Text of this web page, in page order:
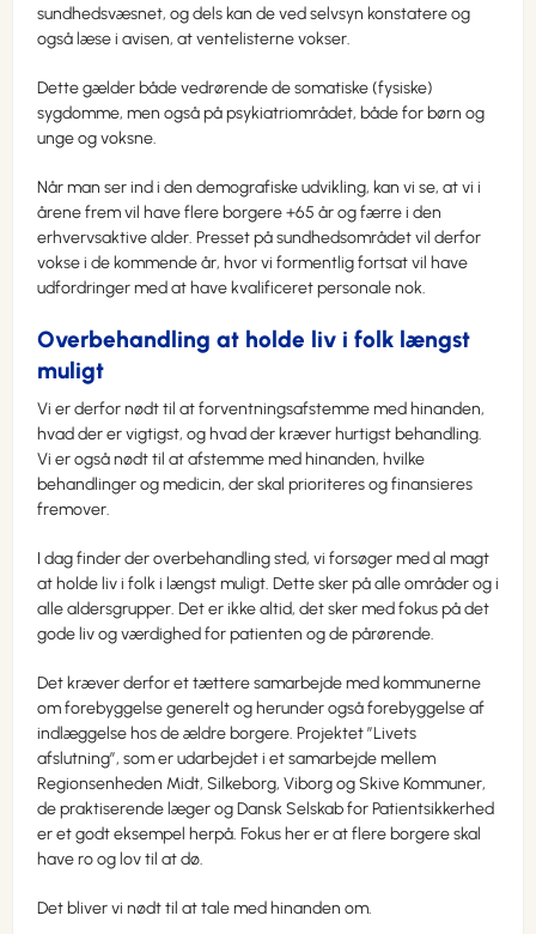
sundhedsvæsnet, og dels kan de ved selvsyn konstatere og
også læse i avisen, at ventelisterne vokser.
Dette gælder både vedrørende de somatiske (fysiske)
sygdomme, men også på psykiatriområdet, både for børn og
unge og voksne.
Når man ser ind i den demografiske udvikling, kan vi se, at vi i
årene frem vil have flere borgere +65 år og færre i den
erhvervsaktive alder. Presset på sundhedsområdet vil derfor
vokse i de kommende år, hvor vi formentlig fortsat vil have
udfordringer med at have kvalificeret personale nok.
Overbehandling at holde liv i folk længst
muligt
Vi er derfor nødt til at forventningsafstemme med hinanden,
hvad der er vigtigst, og hvad der kræver hurtigst behandling.
Vi er også nødt til at afstemme med hinanden, hvilke
behandlinger og medicin, der skal prioriteres og finansieres
fremover.
I dag finder der overbehandling sted, vi forsøger med al magt
at holde liv i folk i længst muligt. Dette sker på alle områder og i
alle aldersgrupper. Det er ikke altid, det sker med fokus på det
gode liv og værdighed for patienten og de pårørende.
Det kræver derfor et tættere samarbejde med kommunerne
om forebyggelse generelt og herunder også forebyggelse af
indlæggelse hos de ældre borgere. Projektet ”Livets
afslutning”, som er udarbejdet i et samarbejde mellem
Regionsenheden Midt, Silkeborg, Viborg og Skive Kommuner,
de praktiserende læger og Dansk Selskab for Patientsikkerhed
er et godt eksempel herpå. Fokus her er at flere borgere skal
have ro og lov til at dø.
Det bliver vi nødt til at tale med hinanden om.